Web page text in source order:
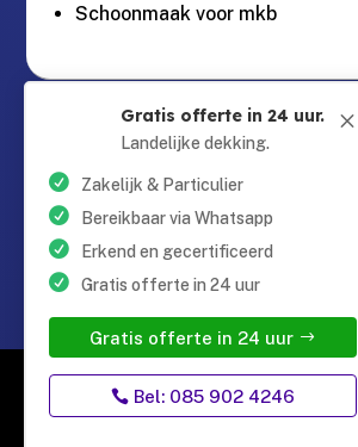
Schoonmaak voor mkb
Guntersteinweg 377,
2531KA Den Haag

 085 90 24 24 6
M
Gratis offerte in 24 uur.
Landelijke dekking.
Zakelijk & Particulier
Bereikbaar via Whatsapp
Erkend en gecertificeerd
Gratis offerte in 24 uur
Gratis offerte in 24 uur
Bel: 085 902 4246
© Copyright Schoonmaak Totaal |
maken door